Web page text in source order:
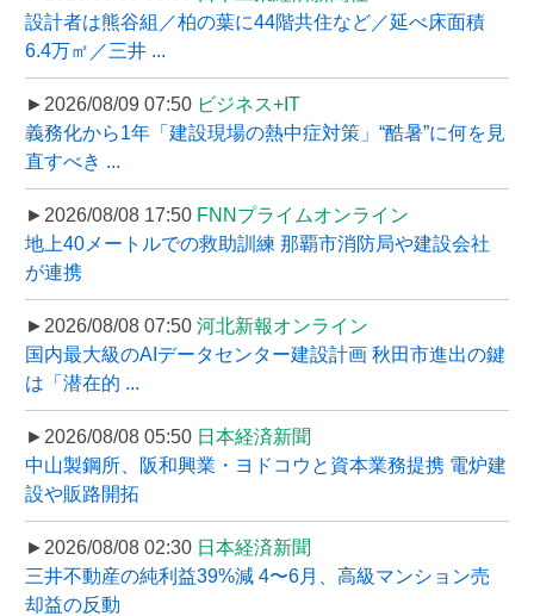
設計者は熊谷組／柏の葉に44階共住など／延べ床面積
6.4万㎡／三井 ...
►2026/08/09 07:50 ビジネス+IT
義務化から1年「建設現場の熱中症対策」“酷暑”に何を見
直すべき ...
►2026/08/08 17:50 FNNプライムオンライン
地上40メートルでの救助訓練 那覇市消防局や建設会社
が連携
►2026/08/08 07:50 河北新報オンライン
国内最大級のAIデータセンター建設計画 秋田市進出の鍵
は「潜在的 ...
►2026/08/08 05:50 日本経済新聞
中山製鋼所、阪和興業・ヨドコウと資本業務提携 電炉建
設や販路開拓
►2026/08/08 02:30 日本経済新聞
三井不動産の純利益39%減 4〜6月、高級マンション売
却益の反動